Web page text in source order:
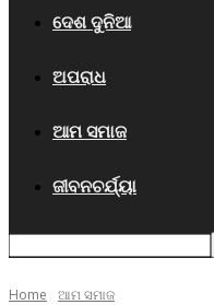
ଦେଶ ଦୁନିଆ
ଅପରାଧ
ଆମ ସମାଜ
ଜୀବନଚର୍ଯ୍ୟା
Home ଆମ ସମାଜ